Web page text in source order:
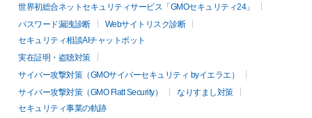
世界初総合ネットセキュリティサービス「GMOセキュリティ24」
パスワード漏洩診断
Webサイトリスク診断
セキュリティ相談AIチャットボット
実在証明・盗聴対策
サイバー攻撃対策（GMOサイバーセキュリティ byイエラエ）
サイバー攻撃対策（GMO Flatt Security）
なりすまし対策
セキュリティ事業の軌跡